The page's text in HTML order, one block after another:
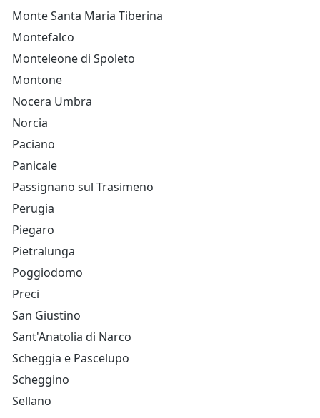
Monte Santa Maria Tiberina
Montefalco
Monteleone di Spoleto
Montone
Nocera Umbra
Norcia
Paciano
Panicale
Passignano sul Trasimeno
Perugia
Piegaro
Pietralunga
Poggiodomo
Preci
San Giustino
Sant'Anatolia di Narco
Scheggia e Pascelupo
Scheggino
Sellano